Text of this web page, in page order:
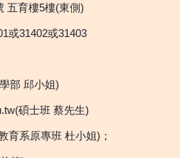
五育樓5樓(東側)
或31402或31403
部 邱小姐)
碩士班 蔡先生)
育系原專班 杜小姐)；